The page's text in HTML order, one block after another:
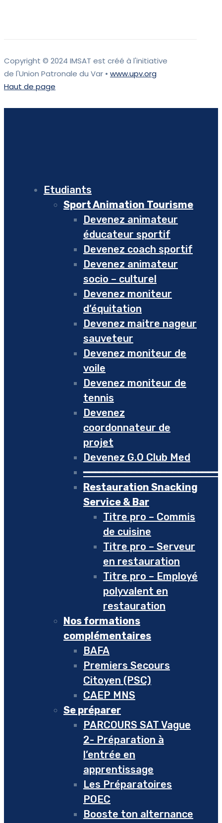
Copyright © 2024 IMSAT est créé à l'initiative
de l'Union Patronale du Var • www.upv.org
Haut de page
Etudiants
Sport Animation Tourisme
Devenez animateur
éducateur sportif
Devenez coach sportif
Devenez animateur
socio – culturel
Devenez moniteur
d’équitation
Devenez maitre nageur
sauveteur
Devenez moniteur de
voile
Devenez moniteur de
tennis
Devenez
coordonnateur de
projet
Devenez G.O Club Med
Restauration Snacking
Service & Bar
Titre pro – Commis
de cuisine
Titre pro – Serveur
en restauration
Titre pro – Employé
polyvalent en
restauration
Nos formations
complémentaires
BAFA
Premiers Secours
Citoyen (PSC)
CAEP MNS
Se préparer
PARCOURS SAT Vague
2- Préparation à
l’entrée en
apprentissage
Les Préparatoires
POEC
Booste ton alternance